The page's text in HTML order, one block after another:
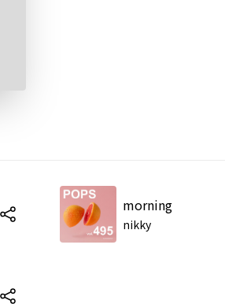
morning
nikky